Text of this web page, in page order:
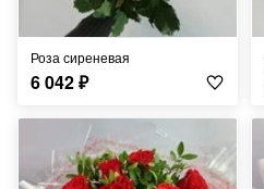
Роза сиреневая
6 042₽